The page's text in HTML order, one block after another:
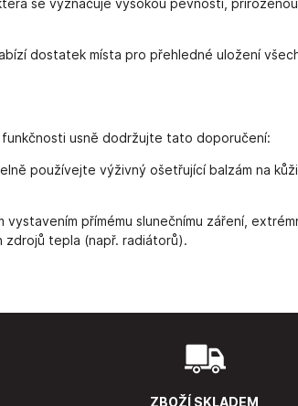
se vyznačuje vysokou pevností,
dostatek místa pro přehledné uložení
usně dodržujte tato doporučení:
používejte výživný ošetřující balzám na
přímému slunečnímu záření,
tepla (např. radiátorů).
ZBOŽÍ SKLADEM